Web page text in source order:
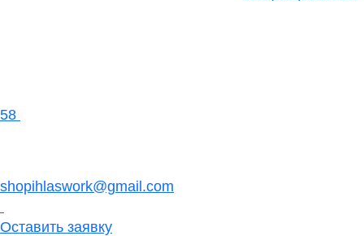
58
shopihlaswork@gmail.com
Оставить заявку